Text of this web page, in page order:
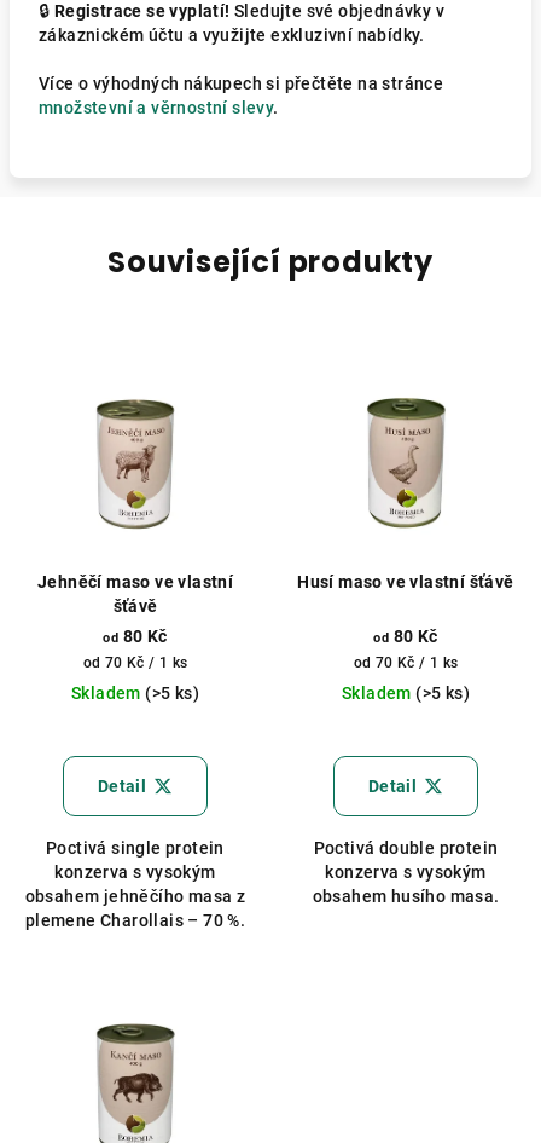
🔒 Registrace se vyplatí! Sledujte své objednávky v
zákaznickém účtu a využijte exkluzivní nabídky.
Více o výhodných nákupech si přečtěte na stránce
množstevní a věrnostní slevy.
Související produkty
Jehněčí maso ve vlastní
šťávě
od 80 Kč
Měrná
cena:
od 70 Kč / 1 ks
Skladem (>5 ks)
hodnocení
produktu
z
5
hvězdiček.
Detail
Poctivá single protein
konzerva s vysokým
obsahem jehněčího masa z
plemene Charollais – 70 %.
Husí maso ve vlastní šťávě
od 80 Kč
Měrná
cena:
od 70 Kč / 1 ks
Skladem (>5 ks)
Detail
Poctivá double protein
konzerva s vysokým
obsahem husího masa.